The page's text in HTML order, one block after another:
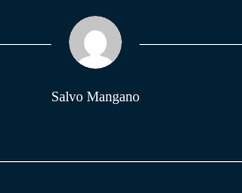
Salvo Mangano